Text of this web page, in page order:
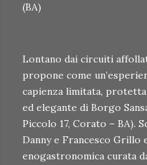
(BA)
Lontano dai circuiti
propone come
capienza limitata,
ed elegante di Borgo
Piccolo 17, Corato – BA).
Danny e Francesco Grillo
enogastronomica curata